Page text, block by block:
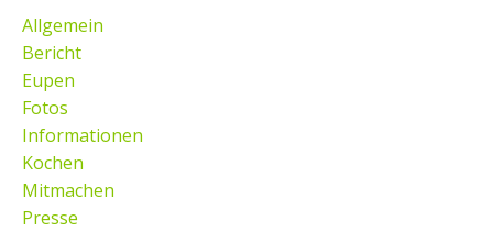
Allgemein
Bericht
Eupen
Fotos
Informationen
Kochen
Mitmachen
Presse